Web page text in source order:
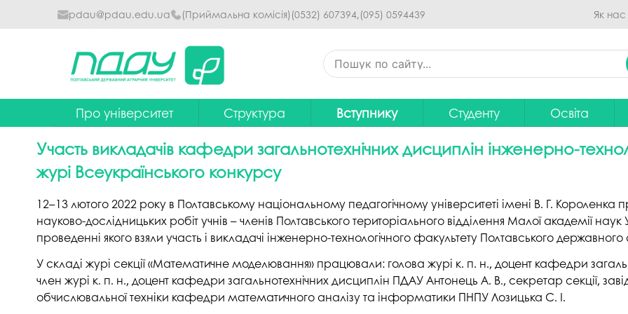
Перейти до основного
pdau@pdau.edu.ua (Приймальна комісія)(0532) 607394,(095) 0594439 Як нас
Про університет
Почесні професори
Сталий розвиток
Політики університету
Історія
Гімн ПДАУ
Структура
Ректорат
Факультети та інститути
Кафедри
Коледжі
Бібліотека
Вступнику
Приймальна комісія
навчання
Підготовчі курси
Зимовий вступ
Європейська освіта без ЗНО
Студенту
Дистанційне навчання
Оплата за навчання
Практика
Студентський Сенат
університету
Освіта
Графік
Положення про
Громадське
нормативних
Участь викладачів кафедри загальнотехнічних дисциплін інженерно-
журі Всеукраїнського конкурсу
12–13 лютого 2022 року в Полтавському національному педагогічному університеті імені В. Г. Короленка
науково-дослідницьких робіт учнів – членів Полтавського територіального відділення Малої академії
проведенні якого взяли участь і викладачі інженерно-технологічного факультету Полтавського
У складі журі секції «Математичне моделювання» працювали: голова журі к. п. н., доцент кафедри
член журі к. п. н., доцент кафедри загальнотехнічних дисциплін ПДАУ Антонець А. В., секретар секції,
обчислювальної техніки кафедри математичного аналізу та інформатики ПНПУ Лозицька С. І.